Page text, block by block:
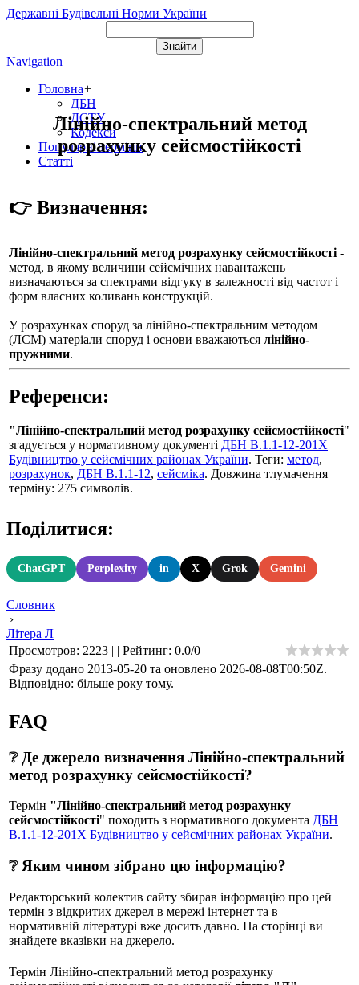
Державні Будівельні Норми України
Navigation
Головна+
ДБН
ДСТУ
Кодекси
Популярні терміни
Статті
Лінійно-спектральний метод
розрахунку сейсмостійкості
👉 Визначення:
Лінійно-спектральний метод розрахунку сейсмостійкості -
метод, в якому величини сейсмічних навантажень
визначаються за спектрами відгуку в залежності від частот і
форм власних коливань конструкцій.
У розрахунках споруд за лінійно-спектральним методом
(ЛСМ) матеріали споруд і основи вважаються лінійно-
пружними.
Референси:
"Лінійно-спектральний метод розрахунку сейсмостійкості"
згадується у нормативному документі ДБН В.1.1-12-201Х
Будівництво у сейсмічних районах України. Теги: метод,
розрахунок, ДБН В.1.1-12, сейсміка. Довжина тлумачення
терміну: 275 символів.
Поділитися:
ChatGPT Perplexity in X Grok Gemini
Словник
›
Літера Л
Просмотров: 2223 | | Рейтинг: 0.0/0
Фразу додано 2013-05-20 та оновлено 2026-08-08T00:50Z.
Відповідно: більше року тому.
FAQ
❔ Де джерело визначення Лінійно-спектральний
метод розрахунку сейсмостійкості?
Термін "Лінійно-спектральний метод розрахунку
сейсмостійкості" походить з нормативного документа ДБН
В.1.1-12-201Х Будівництво у сейсмічних районах України.
❔ Яким чином зібрано цю інформацію?
Редакторський колектив сайту збирав інформацію про цей
термін з відкритих джерел в мережі інтернет та в
нормативній літературі вже досить давно. На сторінці ви
знайдете вказівки на джерело.
Термін Лінійно-спектральний метод розрахунку